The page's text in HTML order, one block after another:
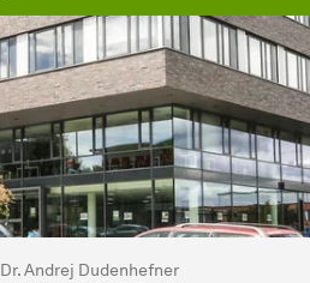
Dr. Andrej Dudenhefner